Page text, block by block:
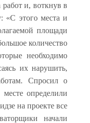
работ и, воткнув в
«С этого места и
площади
количество
необходимо
их нарушить,
Спросил о
определили
на проекте все
начали